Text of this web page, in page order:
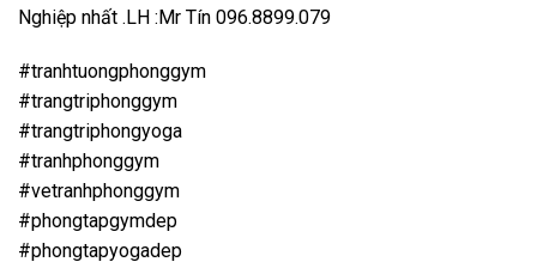
Nghiệp nhất .LH :Mr Tín 096.8899.079
#tranhtuongphonggym
#trangtriphonggym
#trangtriphongyoga
#tranhphonggym
#vetranhphonggym
#phongtapgymdep
#phongtapyogadep